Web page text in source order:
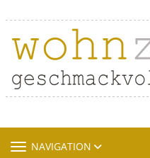
TOGGLE NAVIGATION
NAVIGATION